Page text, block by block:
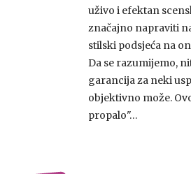
uživo i efektan
značajno napraviti
stilski podsjeća na
Da se razumijemo,
garancija za neki
objektivno može.
propalo"…